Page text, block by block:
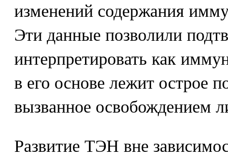
изменений содержания
Эти данные позволили
интерпретировать как
в его основе лежит острое
вызванное освобождением
Развитие ТЭН вне